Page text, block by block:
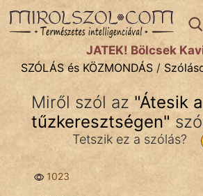
SZÓLÁS ÉS KÖZMONDÁStémák:
Bibliai
Közmondások
Szállóigék
JÁTÉK! Bölcsek
SZÓLÁS és KÖZMONDÁS /
Miről szól az "Átesik a
tűzkeresztségen"
Tetszik ez a szólás?
1023